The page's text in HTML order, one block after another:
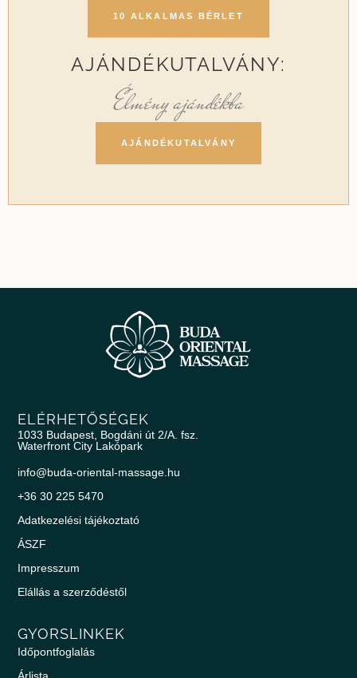
10 ALKALMAS BÉRLET
AJÁNDÉKUTALVÁNY:
Élmény ajándékba
AJÁNDÉKUTALVÁNY
ELÉRHETŐSÉGEK
1033 Budapest, Bogdáni út 2/A. fsz.
Waterfront City Lakópark
info@buda-oriental-massage.hu
+36 30 225 5470
Adatkezelési tájékoztató
ÁSZF
Impresszum
Elállás a szerződéstől
GYORSLINKEK
Időpontfoglalás